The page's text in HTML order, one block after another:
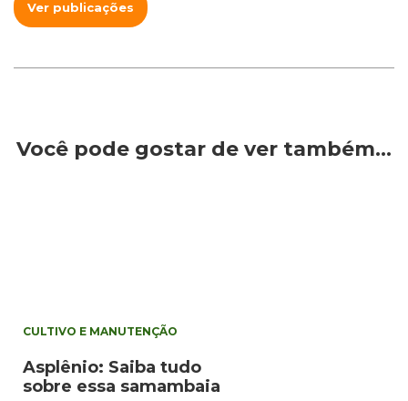
Ver publicações
Você pode gostar de ver também…
CULTIVO E MANUTENÇÃO
Asplênio: Saiba tudo
sobre essa samambaia